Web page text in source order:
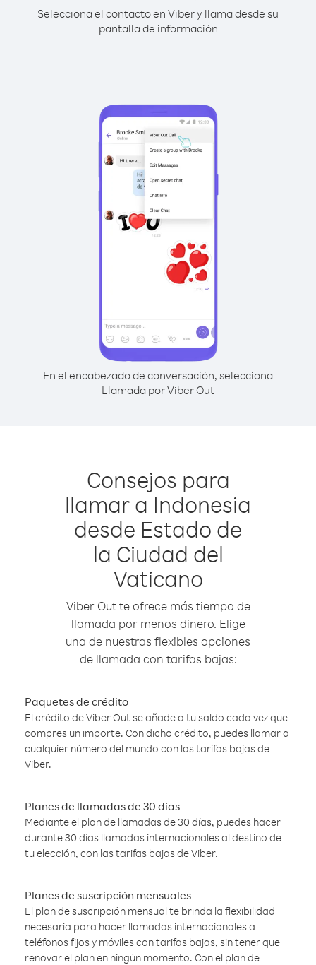
Selecciona el contacto en Viber y llama desde su
pantalla de información
En el encabezado de conversación, selecciona
Llamada por Viber Out
Consejos para
llamar a Indonesia
desde Estado de
la Ciudad del
Vaticano
Viber Out te ofrece más tiempo de
llamada por menos dinero. Elige
una de nuestras flexibles opciones
de llamada con tarifas bajas:
Paquetes de crédito
El crédito de Viber Out se añade a tu saldo cada vez que
compres un importe. Con dicho crédito, puedes llamar a
cualquier número del mundo con las tarifas bajas de
Viber.
Planes de llamadas de 30 días
Mediante el plan de llamadas de 30 días, puedes hacer
durante 30 días llamadas internacionales al destino de
tu elección, con las tarifas bajas de Viber.
Planes de suscripción mensuales
El plan de suscripción mensual te brinda la flexibilidad
necesaria para hacer llamadas internacionales a
teléfonos fijos y móviles con tarifas bajas, sin tener que
renovar el plan en ningún momento. Con el plan de